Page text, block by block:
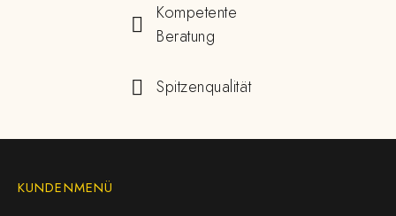
Kompetente
Beratung
Spitzenqualität
KUNDENMENÜ